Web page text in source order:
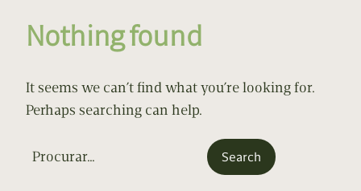
Nothing found
It seems we can’t find what you’re looking for.
Perhaps searching can help.